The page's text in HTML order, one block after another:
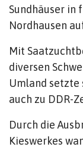
Sundhäuser in
Nordhausen
Mit
diversen
Umland
auch zu DDR-
Durch die
Kieswerkes